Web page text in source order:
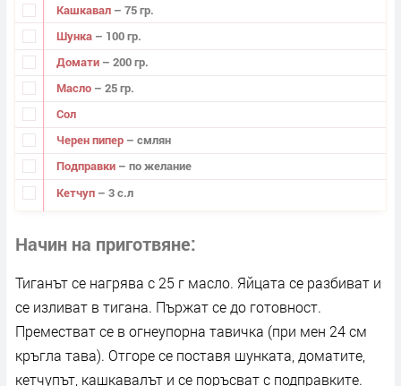
Кашкавал – 75 гр.
Шунка – 100 гр.
Домати – 200 гр.
Масло – 25 гр.
Сол
Черен пипер – смлян
Подправки – по желание
Кетчуп – 3 с.л
Начин на приготвяне
Тиганът се нагрява с 25 г масло. Яйцата се разбиват и
се изливат в тигана. Пържат се до готовност.
Преместват се в огнеупорна тавичка (при мен 24 см
кръгла тава). Отгоре се поставя шунката, доматите,
кетчупът, кашкавалът и се поръсват с подправките.